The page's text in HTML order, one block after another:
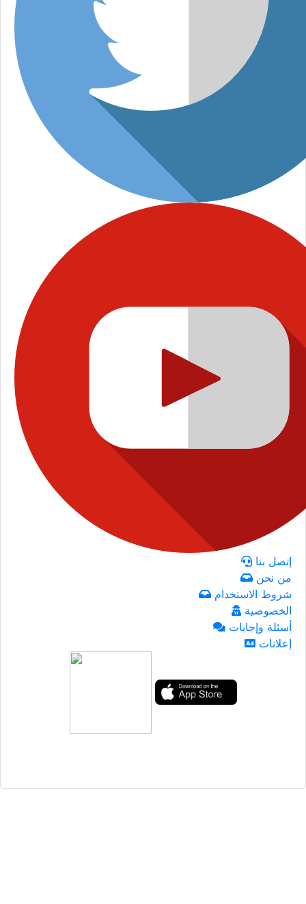
إتصل بنا
من نحن
شروط الاستخدام
الخصوصية
أسئلة وإجابات
إعلانات